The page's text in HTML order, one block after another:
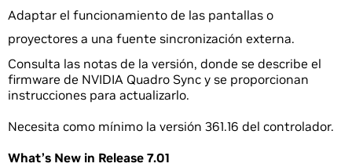
Adaptar el funcionamiento de las pantallas o
proyectores a una fuente sincronización externa.
Consulta las notas de la versión, donde se describe el
firmware de NVIDIA Quadro Sync y se proporcionan
instrucciones para actualizarlo.
Necesita como mínimo la versión 361.16 del controlador.
What’s New in Release 7.01